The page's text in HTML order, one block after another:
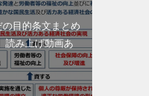
の目的条文まとめ
読み上げ動画あ